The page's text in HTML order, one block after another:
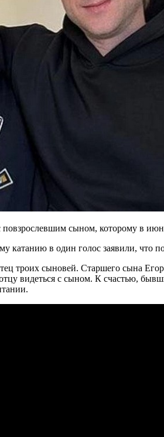
сыном, которому в
катанию в один голос заявили, что
троих сыновей. Старшего сына
видеться с сыном. К счастью,